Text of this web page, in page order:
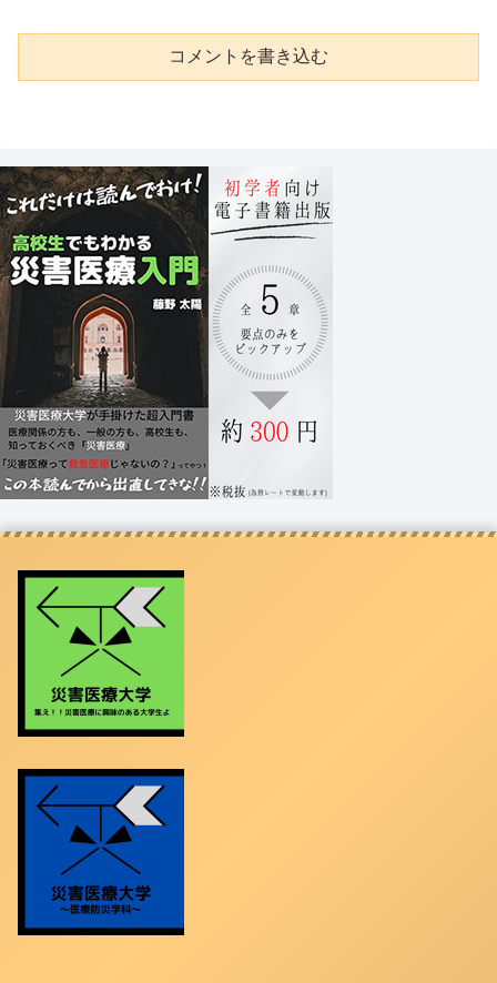
コメントを書き込む